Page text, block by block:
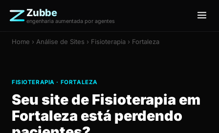
Zubbe
engenharia aumentada por agentes
Home › Análise de Sites › Fisioterapia › Fortaleza
FISIOTERAPIA · FORTALEZA
Seu site de Fisioterapia em
Fortaleza está perdendo